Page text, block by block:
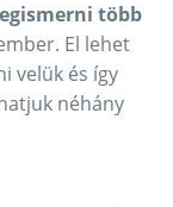
több
El lehet
velük és így
néhány